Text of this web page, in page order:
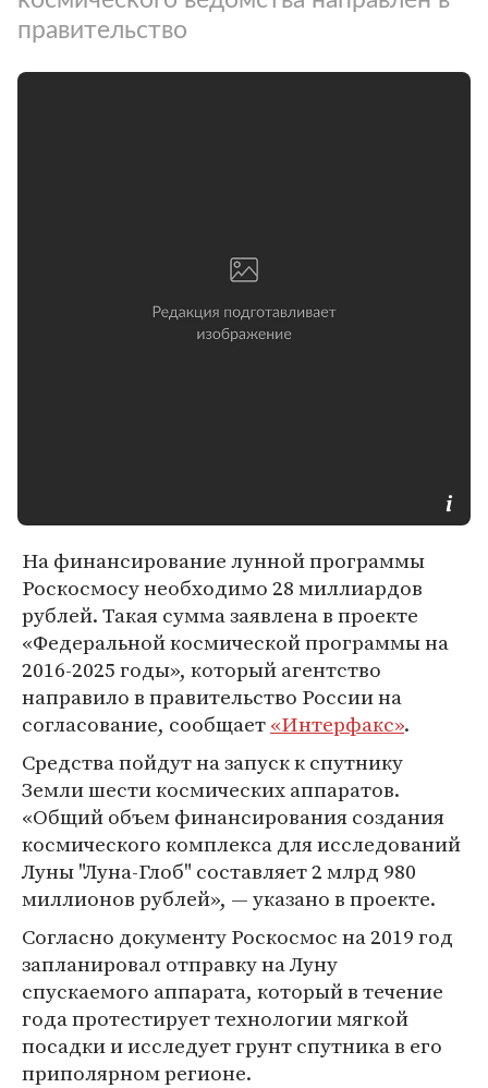
правительство
На финансирование лунной программы
Роскосмосу необходимо 28 миллиардов
рублей. Такая сумма заявлена в проекте
«Федеральной космической программы на
2016-2025 годы», который агентство
направило в правительство России на
согласование, сообщает«Интерфакс».
Средства пойдут на запуск к спутнику
Земли шести космических аппаратов.
«Общий объем финансирования создания
космического комплекса для исследований
Луны "Луна-Глоб" составляет 2 млрд 980
миллионов рублей», — указано в проекте.
Согласно документу Роскосмос на 2019 год
запланировал отправку на Луну
спускаемого аппарата, который в течение
года протестирует технологии мягкой
посадки и исследует грунт спутника в его
приполярном регионе.